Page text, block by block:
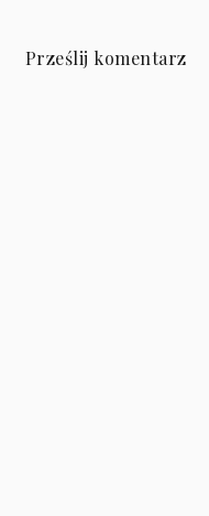
Prześlij komentarz